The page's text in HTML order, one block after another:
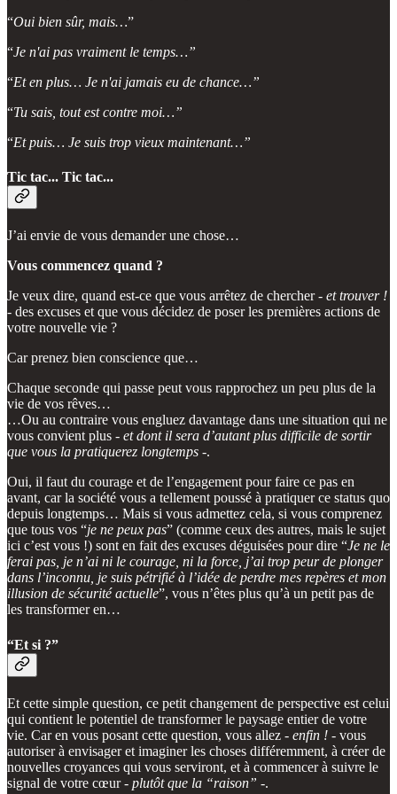
“Oui bien sûr, mais…”
“Je n'ai pas vraiment le temps…”
“Et en plus… Je n'ai jamais eu de chance…”
“Tu sais, tout est contre moi…”
“Et puis… Je suis trop vieux maintenant…”
Tic tac... Tic tac...
J’ai envie de vous demander une chose…
Vous commencez quand ?
Je veux dire, quand est-ce que vous arrêtez de chercher - et trouver !
- des excuses et que vous décidez de poser les premières actions de
votre nouvelle vie ?
Car prenez bien conscience que…
Chaque seconde qui passe peut vous rapprochez un peu plus de la
vie de vos rêves…
…Ou au contraire vous engluez davantage dans une situation qui ne
vous convient plus - et dont il sera d’autant plus difficile de sortir
que vous la pratiquerez longtemps -.
Oui, il faut du courage et de l’engagement pour faire ce pas en
avant, car la société vous a tellement poussé à pratiquer ce status quo
depuis longtemps… Mais si vous admettez cela, si vous comprenez
que tous vos “je ne peux pas” (comme ceux des autres, mais le sujet
ici c’est vous !) sont en fait des excuses déguisées pour dire “Je ne le
ferai pas, je n’ai ni le courage, ni la force, j’ai trop peur de plonger
dans l’inconnu, je suis pétrifié à l’idée de perdre mes repères et mon
illusion de sécurité actuelle”, vous n’êtes plus qu’à un petit pas de
les transformer en…
“Et si ?”
Et cette simple question, ce petit changement de perspective est celui
qui contient le potentiel de transformer le paysage entier de votre
vie. Car en vous posant cette question, vous allez - enfin ! - vous
autoriser à envisager et imaginer les choses différemment, à créer de
nouvelles croyances qui vous serviront, et à commencer à suivre le
signal de votre cœur - plutôt que la “raison” -.